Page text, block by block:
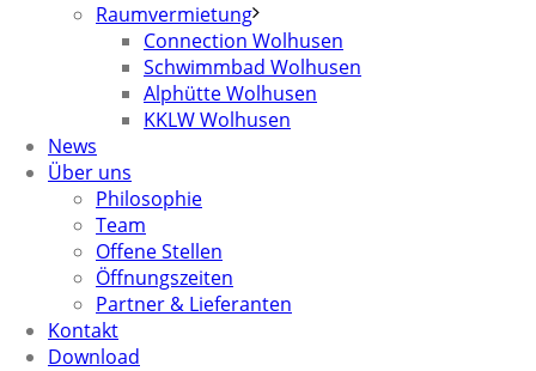
Raumvermietung
Connection Wolhusen
Schwimmbad Wolhusen
Alphütte Wolhusen
KKLW Wolhusen
News
Über uns
Philosophie
Team
Offene Stellen
Öffnungszeiten
Partner & Lieferanten
Kontakt
Download